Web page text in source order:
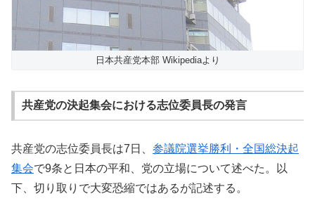
日本共産党本部 Wikipediaより
共産党の決起集会における志位委員長の発言
共産党の志位委員長は7日、 参議院選挙勝利・全国総決起
集会で9条と日本の平和、党の立場について述べた。以
下、切り取りで大変恐縮ではあるが記述する。